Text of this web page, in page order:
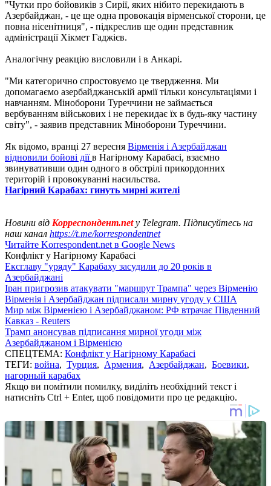
"Чутки про бойовиків з Сирії, яких нібито перекидають в
Азербайджан, - це ще одна провокація вірменської сторони, це
повна нісенітниця", - підкреслив ще один представник
адміністрації Хікмет Гаджієв.
Аналогічну реакцію висловили і в Анкарі.
"Ми категорично спростовуємо це твердження. Ми
допомагаємо азербайджанській армії тільки консультаціями і
навчанням. Міноборони Туреччини не займається
вербуванням військових і не перекидає їх в будь-яку частину
світу", - заявив представник Міноборони Туреччини.
Як відомо, вранці 27 вересня Вірменія і Азербайджан
відновили бойові діїв Нагірному Карабасі, взаємно
звинувативши один одного в обстрілі прикордонних
територій і провокуванні насильства.
Нагірний Карабах: гинуть мирні жителі
Новини від Корреспондент.netу Telegram. Підписуйтесь на
наш канал https://t.me/korrespondentnet
Читайте Korrespondent.net в Google News
Конфлікт у Нагірному Карабасі
Ексглаву "уряду" Карабаху засудили до 20 років в
Азербайджані
Іран пригрозив атакувати "маршрут Трампа" через Вірменію
Вірменія і Азербайджан підписали мирну угоду у США
Мир між Вірменією і Азербайджаном: РФ втрачає Південний
Кавказ - Reuters
Трамп анонсував підписання мирної угоди між
Азербайджаном і Вірменією
СПЕЦТЕМА: Конфлікт у Нагірному Карабасі
ТЕГИ: война, Турция, Армения, Азербайджан, Боевики,
нагорный карабах
Якщо ви помітили помилку, виділіть необхідний текст і
натисніть Ctrl + Enter, щоб повідомити про це редакцію.